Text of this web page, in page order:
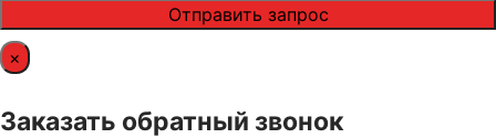
×
Заказать обратный звонок